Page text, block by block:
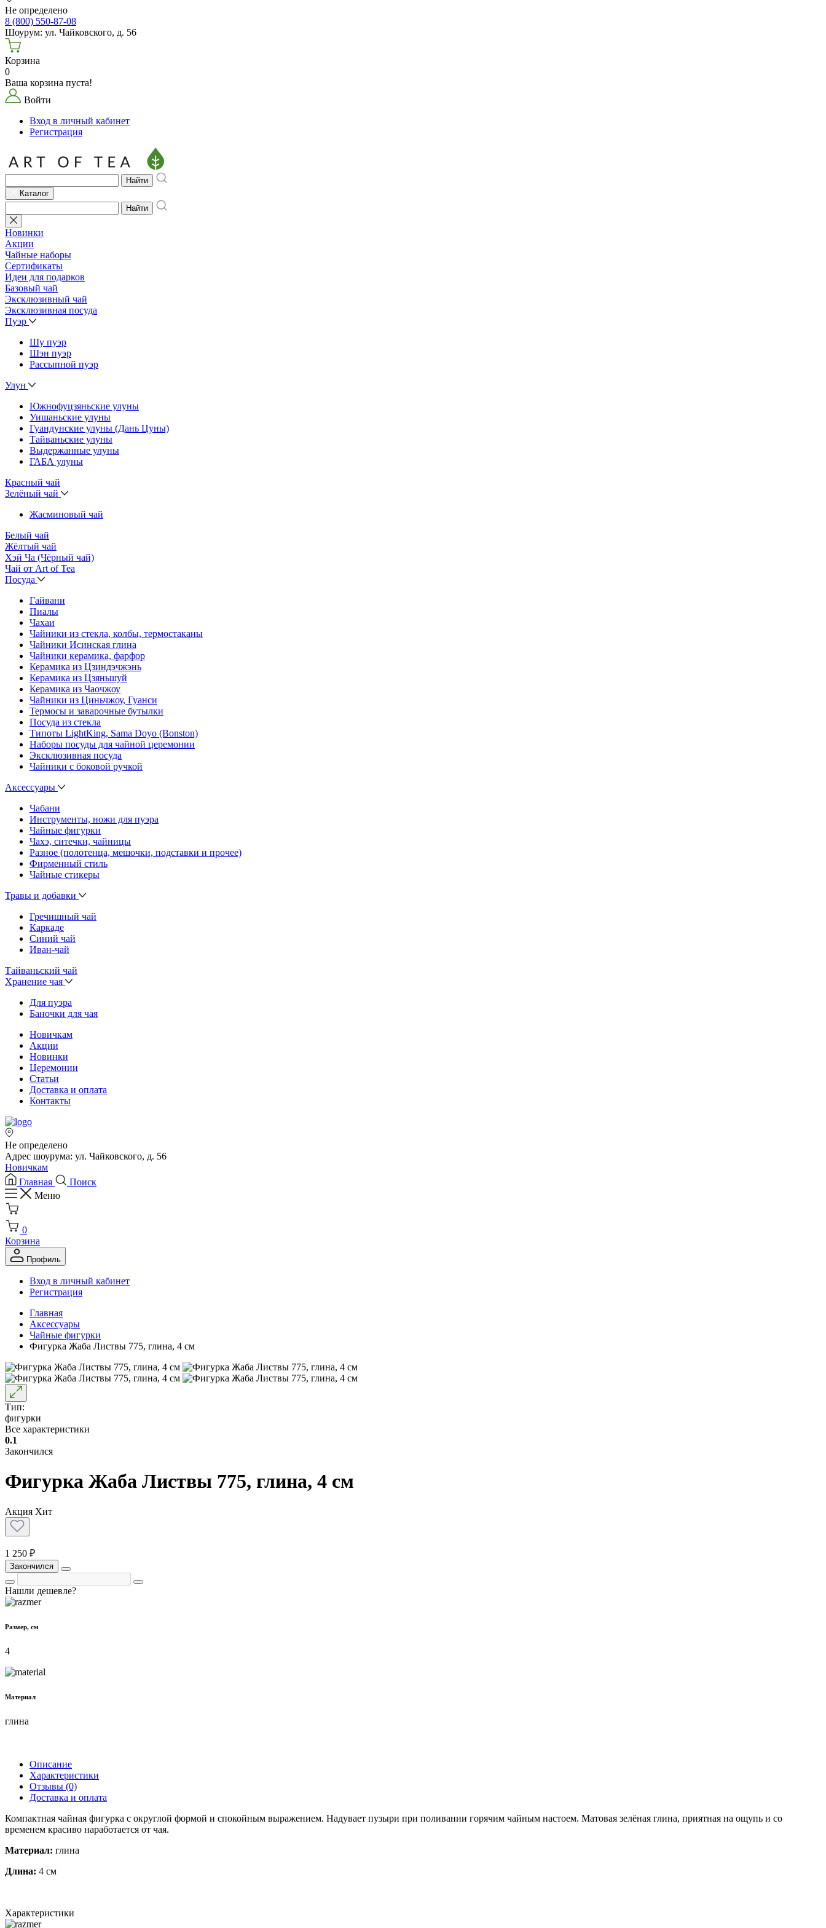
Не определено
8 (800) 550-87-08
Шоурум: ул. Чайковского, д. 56
Корзина
0
Ваша корзина пуста!
Войти
Вход в личный кабинет
Регистрация
Найти
Каталог
Найти
Новинки
Акции
Чайные наборы
Сертификаты
Идеи для подарков
Базовый чай
Эксклюзивный чай
Эксклюзивная посуда
Пуэр
Шу пуэр
Шэн пуэр
Рассыпной пуэр
Улун
Южнофуцзяньские улуны
Уишаньские улуны
Гуандунские улуны (Дань Цуны)
Тайваньские улуны
Выдержанные улуны
ГАБА улуны
Красный чай
Зелёный чай
Жасминовый чай
Белый чай
Жёлтый чай
Хэй Ча (Чёрный чай)
Чай от Art of Tea
Посуда
Гайвани
Пиалы
Чахаи
Чайники из стекла, колбы, термостаканы
Чайники Исинская глина
Чайники керамика, фарфор
Керамика из Цзиндэчжэнь
Керамика из Цзяньшуй
Керамика из Чаочжоу
Чайники из Циньчжоу, Гуанси
Термосы и заварочные бутылки
Посуда из стекла
Типоты LightKing, Sama Doyo (Bonston)
Наборы посуды для чайной церемонии
Эксклюзивная посуда
Чайники с боковой ручкой
Аксессуары
Чабани
Инструменты, ножи для пуэра
Чайные фигурки
Чахэ, ситечки, чайницы
Разное (полотенца, мешочки, подставки и прочее)
Фирменный стиль
Чайные стикеры
Травы и добавки
Гречишный чай
Каркаде
Синий чай
Иван-чай
Тайваньский чай
Хранение чая
Для пуэра
Баночки для чая
Новичкам
Акции
Новинки
Церемонии
Статьи
Доставка и оплата
Контакты
Не определено
Адрес шоурума: ул. Чайковского, д. 56
Новичкам
Главная
Поиск
Меню
0
Корзина
Профиль
Вход в личный кабинет
Регистрация
Главная
Аксессуары
Чайные фигурки
Фигурка Жаба Листвы 775, глина, 4 см
Тип:
фигурки
Все характеристики
0.1
Закончился
Фигурка Жаба Листвы 775, глина, 4 см
Акция Хит
1 250 ₽
Закончился
Нашли дешевле?
Размер, см
4
Материал
глина
Описание
Характеристики
Отзывы (0)
Доставка и оплата
Компактная чайная фигурка с округлой формой и спокойным выражением. Надувает пузыри при поливании горячим чайным настоем. Матовая зелёная глина, приятная на ощупь и со
временем красиво наработается от чая.
Материал: глина
Длина: 4 см
Характеристики